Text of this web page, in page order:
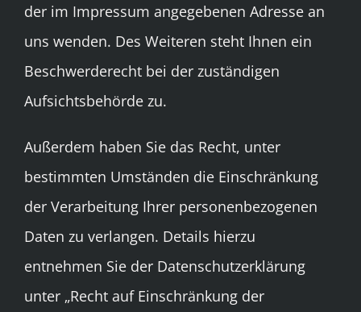
der im Impressum angegebenen Adresse an
uns wenden. Des Weiteren steht Ihnen ein
Beschwerderecht bei der zuständigen
Aufsichtsbehörde zu.
Außerdem haben Sie das Recht, unter
bestimmten Umständen die Einschränkung
der Verarbeitung Ihrer personenbezogenen
Daten zu verlangen. Details hierzu
entnehmen Sie der Datenschutzerklärung
unter „Recht auf Einschränkung der